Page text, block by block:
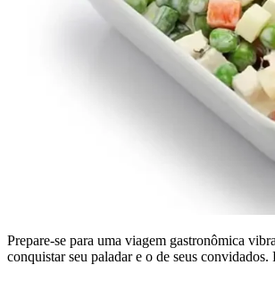
Prepare-se para uma viagem gastronômica
conquistar seu paladar e o de seus